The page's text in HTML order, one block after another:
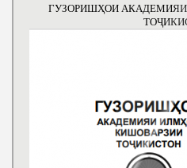
ГУЗОРИШҲОИ